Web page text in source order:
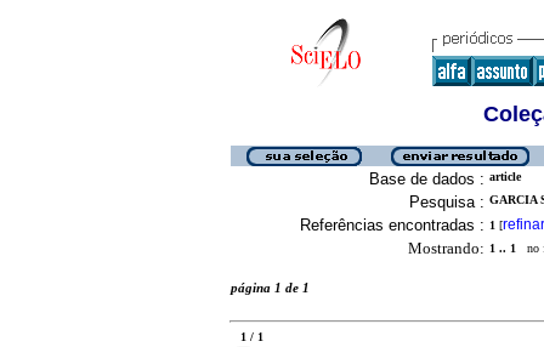
Base de dados : article
Pesquisa : GARCIA
Referências encontradas : 1 [refinar
Mostrando: 1 .. 1 no
página 1 de 1
1 / 1